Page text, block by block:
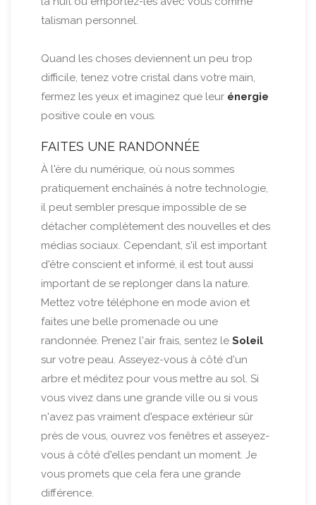
talisman personnel.
Quand les choses deviennent un peu trop
difficile, tenez votre cristal dans votre main,
fermez les yeux et imaginez que leur énergie
positive coule en vous.
FAITES UNE RANDONNÉE
À l'ère du numérique, où nous sommes
pratiquement enchaînés à notre technologie,
il peut sembler presque impossible de se
détacher complètement des nouvelles et des
médias sociaux. Cependant, s'il est important
d'être conscient et informé, il est tout aussi
important de se replonger dans la nature.
Mettez votre téléphone en mode avion et
faites une belle promenade ou une
randonnée. Prenez l'air frais, sentez le Soleil
sur votre peau. Asseyez-vous à côté d'un
arbre et méditez pour vous mettre au sol. Si
vous vivez dans une grande ville ou si vous
n'avez pas vraiment d'espace extérieur sûr
près de vous, ouvrez vos fenêtres et asseyez-
vous à côté d'elles pendant un moment. Je
vous promets que cela fera une grande
différence.